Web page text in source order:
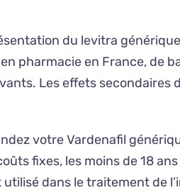
du levitra
pharmacie en France,
Les effets
votre Vardenafil
fixes, les moins de 18
dans le traitement de